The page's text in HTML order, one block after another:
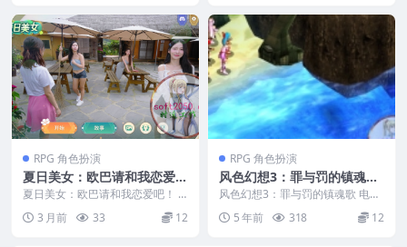
RPG 角色扮演
夏日美女：欧巴请和我恋爱
吧！ Summer’s Heartbeat
WIN游戏 PC电脑游戏 适配系
统WINDOWS
夏日美女：欧巴请和我恋爱吧！ S
ummer’s Heartbeat WIN游戏 ...
3 月前 33 12
RPG 角色扮演
风色幻想3：罪与罚的镇魂歌
电脑游戏 简体中文版 支援 wi
n11 win10 win7
风色幻想3：罪与罚的镇魂歌 电脑
游戏 简体中文版 支援 win11 win1
0 ...5 年前 318 12